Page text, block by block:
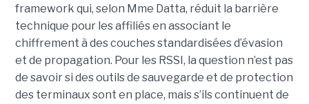
framework qui, selon Mme Datta, réduit la barrière
technique pour les affiliés en associant le
chiffrement à des couches standardisées d’évasion
et de propagation. Pour les RSSI, la question n’est pas
de savoir si des outils de sauvegarde et de protection
des terminaux sont en place, mais s’ils continuent de